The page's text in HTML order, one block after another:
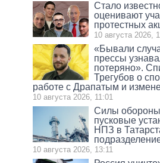
Стало
оценивают
протестных
10 августа 2026,
«Бывали
прессы
потеряно».
Трегубов о
работе с Драпатым и
10 августа 2026, 11:01
Силы обороны
пусковые
НПЗ в
10 августа 2026, 13:11